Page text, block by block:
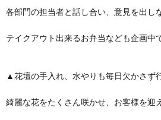
各部門の担当者と話し合い、意見を出し
テイクアウト出来るお弁当なども企画中
▲花壇の手入れ、水やりも毎日欠かさず
綺麗な花をたくさん咲かせ、お客様を迎